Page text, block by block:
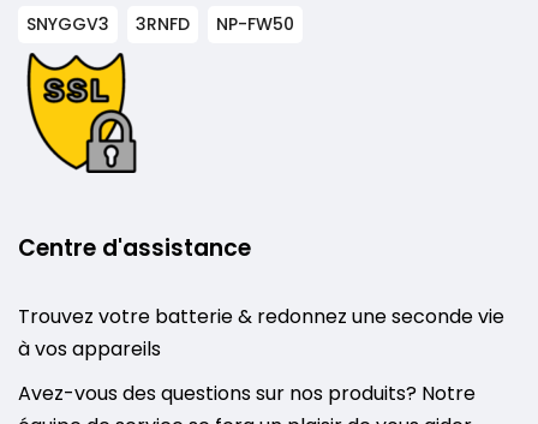
SNYGGV3
3RNFD NP-FW50
Centre d'assistance
Trouvez votre batterie & redonnez une seconde vie
à vos appareils
Avez-vous des questions sur nos produits? Notre